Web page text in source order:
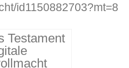
id1150882703?mt=8